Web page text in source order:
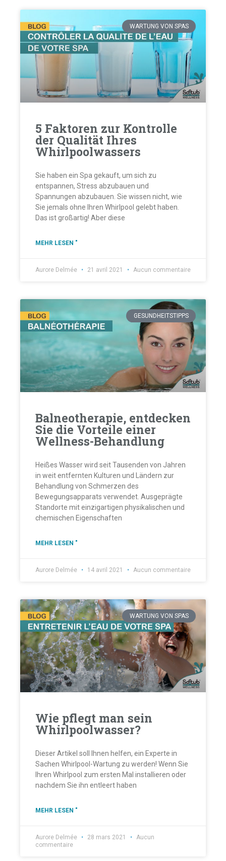
WARTUNG VON SPAS
5 Faktoren zur Kontrolle
der Qualität Ihres
Whirlpoolwassers
Sie haben ein Spa gekauft, um sich zu
entspannen, Stress abzubauen und
Spannungen abzubauen. Sie wissen nicht, wie
Sie jemals ohne Ihren Whirlpool gelebt haben.
Das ist großartig! Aber diese
MEHR LESEN "
Aurore Delmée 21 avril 2021 Aucun commentaire
GESUNDHEITSTIPPS
Balneotherapie, entdecken
Sie die Vorteile einer
Wellness-Behandlung
Heißes Wasser wird seit Tausenden von Jahren
in weit entfernten Kulturen und Ländern zur
Behandlung von Schmerzen des
Bewegungsapparats verwendet. Ausgeprägte
Standorte mit einzigartigen physikalischen und
chemischen Eigenschaften
MEHR LESEN "
Aurore Delmée 14 avril 2021 Aucun commentaire
WARTUNG VON SPAS
Wie pflegt man sein
Whirlpoolwasser?
Dieser Artikel soll Ihnen helfen, ein Experte in
Sachen Whirlpool-Wartung zu werden! Wenn Sie
Ihren Whirlpool zum ersten Mal installieren oder
nachdem Sie ihn entleert haben
MEHR LESEN "
Aurore Delmée 28 mars 2021
Aucun
commentaire